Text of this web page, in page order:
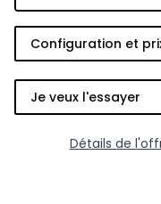
Configuration et
Je veux l'essayer
Détails de